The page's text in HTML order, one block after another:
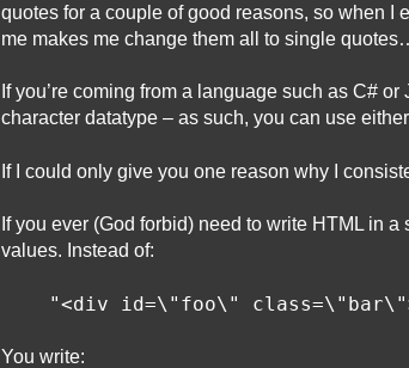
quotes for a couple of good reasons, so when I
me makes me change them all to single
If you’re coming from a language such as C#
character datatype – as such, you can use
If I could only give you one reason why I
If you ever (God forbid) need to write HTML in
values. Instead of:
"<div id=\"foo\"
You write: